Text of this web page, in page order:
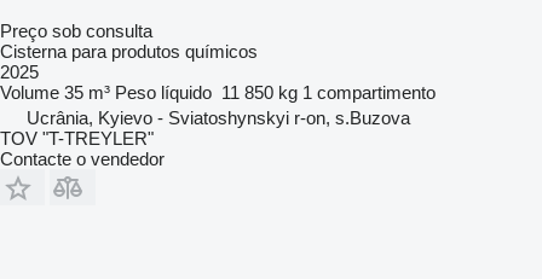
Preço sob consulta
Cisterna para produtos químicos
2025
Volume 35 m³ Peso líquido 11 850 kg 1 compartimento
Ucrânia, Kyievo - Sviatoshynskyi r-on, s.Buzova
TOV "T-TREYLER"
Contacte o vendedor